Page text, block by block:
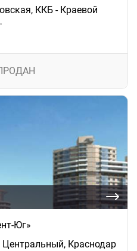
ККБ - Краевой
Юг»
Краснодар